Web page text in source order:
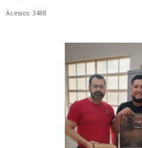
Acessos: 3488